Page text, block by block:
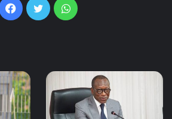
Facebook
TwitterWhatsApp